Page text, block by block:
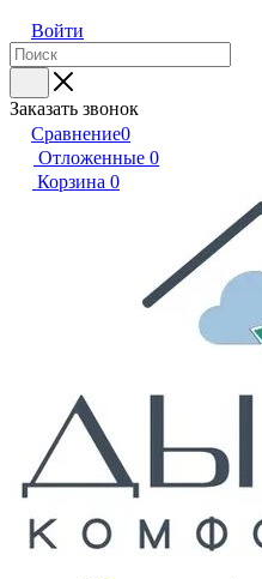
Войти
Заказать звонок
Сравнение0
Отложенные 0
Корзина 0